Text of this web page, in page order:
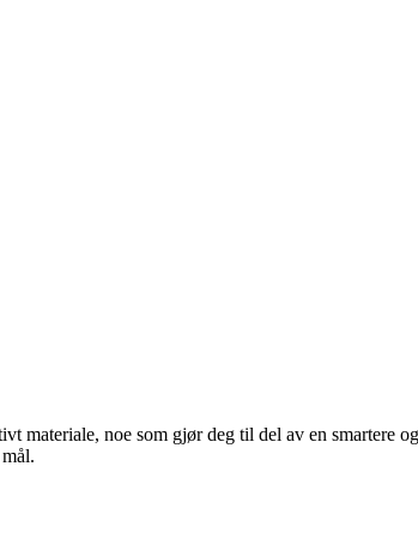
materiale, noe som gjør deg til del av en smartere